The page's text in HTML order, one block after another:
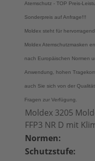
Atemschutz - TOP Preis-
Sonderpreis auf Anfrage!!!
Moldex steht für
Moldex Atemschutzmasken
nach Europäischen Normen
Anwendung, hohen
auch Sie sich von der
Fragen zur Verfügung.
Moldex 3205
FFP3 NR D mit
Normen:
Schutzstufe: